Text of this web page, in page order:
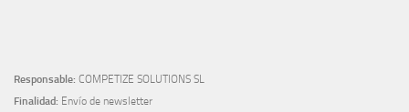
Responsable: COMPETIZE SOLUTIONS SL
Finalidad: Envío de newsletter